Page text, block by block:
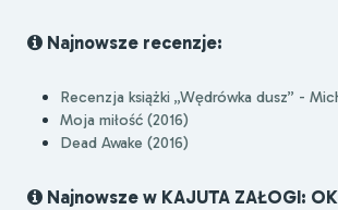
Najnowsze recenzje:
Recenzja książki „Wędrówka dusz” -
Moja miłość (2016)
Dead Awake (2016)
Najnowsze w KAJUTA ZAŁOGI: